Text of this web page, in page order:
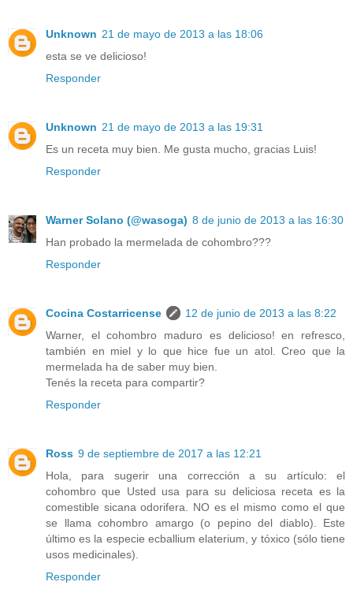
Unknown 21 de mayo de 2013 a las 18:06
esta se ve delicioso!
Responder
Unknown 21 de mayo de 2013 a las 19:31
Es un receta muy bien. Me gusta mucho, gracias Luis!
Responder
Warner Solano (@wasoga) 8 de junio de 2013 a las 16:30
Han probado la mermelada de cohombro???
Responder
Cocina Costarricense
12 de junio de 2013 a las 8:22
Warner, el cohombro maduro es delicioso! en refresco,
también en miel y lo que hice fue un atol. Creo que la
mermelada ha de saber muy bien.
Tenés la receta para compartir?
Responder
Ross 9 de septiembre de 2017 a las 12:21
Hola, para sugerir una corrección a su artículo: el
cohombro que Usted usa para su deliciosa receta es la
comestible sicana odorifera. NO es el mismo como el que
se llama cohombro amargo (o pepino del diablo). Este
último es la especie ecballium elaterium, y tóxico (sólo tiene
usos medicinales).
Responder